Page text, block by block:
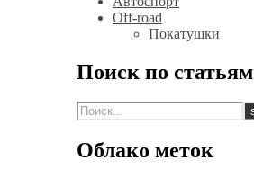
Off-road
Покатушки
Поиск по статьям
Облако меток